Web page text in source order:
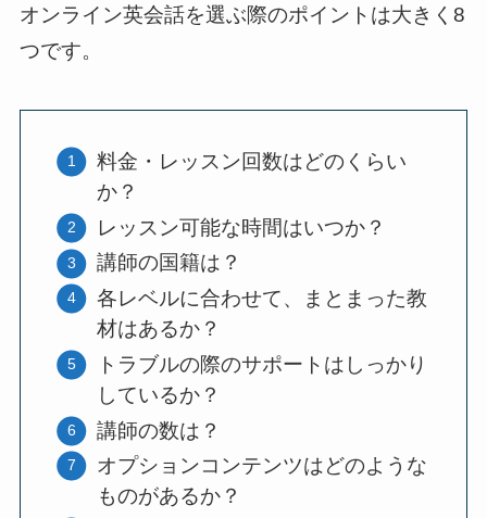
オンライン英会話を選ぶ際のポイントは大きく8
つです。
料金・レッスン回数はどのくらい
か？
レッスン可能な時間はいつか？
講師の国籍は？
各レベルに合わせて、まとまった教
材はあるか？
トラブルの際のサポートはしっかり
しているか？
講師の数は？
オプションコンテンツはどのような
ものがあるか？